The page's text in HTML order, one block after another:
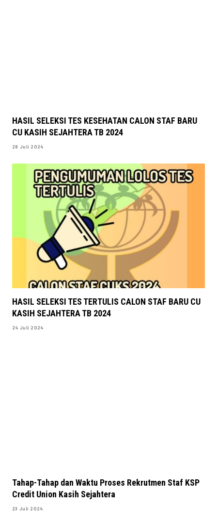
HASIL SELEKSI TES KESEHATAN CALON STAF BARU
CU KASIH SEJAHTERA TB 2024
28 Juli 2024
HASIL SELEKSI TES TERTULIS CALON STAF BARU CU
KASIH SEJAHTERA TB 2024
24 Juli 2024
Tahap-Tahap dan Waktu Proses Rekrutmen Staf KSP
Credit Union Kasih Sejahtera
23 Juli 2024